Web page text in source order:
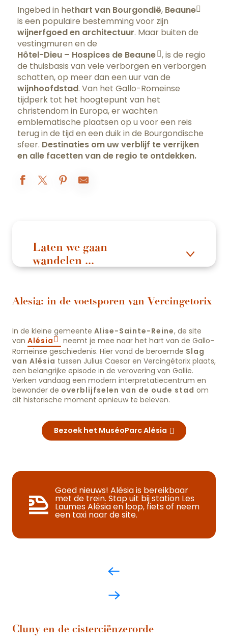
Ingebed in hethart van Bourgondië, Beaune
is een populaire bestemming voor zijn
wijnerfgoed en architectuur. Maar buiten de
vestingmuren en de
Hôtel-Dieu – Hospices de Beaune , is de regio
de thuisbasis van vele verborgen en verborgen
schatten, op meer dan een uur van de
wijnhoofdstad. Van het Gallo-Romeinse
tijdperk tot het hoogtepunt van het
christendom in Europa, er wachten
emblematische plaatsen op u voor een reis
terug in de tijd en een duik in de Bourgondische
sfeer. Destinaties om uw verblijf te verrijken
en alle facetten van de regio te ontdekken.
Laten we gaan
wandelen ...
Alesia: in de voetsporen van Vercingetorix
In de kleine gemeente Alise-Sainte-Reine, de site
van Alésia
neemt je mee naar het hart van de Gallo-
Romeinse geschiedenis. Hier vond de beroemde Slag
van Alésia tussen Julius Caesar en Vercingétorix plaats,
een belangrijke episode in de verovering van Gallië.
Verken vandaag een modern interpretatiecentrum en
bewonder de overblijfselen van de oude stad om
dit historische moment opnieuw te beleven.
Bezoek het MuséoParc Alésia
Goed nieuws! Alésia is bereikbaar
met de trein. Stap uit bij station Les
Laumes Alésia en loop, fiets of neem
een taxi naar de site.
Cluny en de cisterciënzerorde